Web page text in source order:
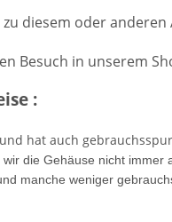
zu diesem oder
Besuch in unserem
:
hat auch
die Gehäuse nicht immer
manche weniger